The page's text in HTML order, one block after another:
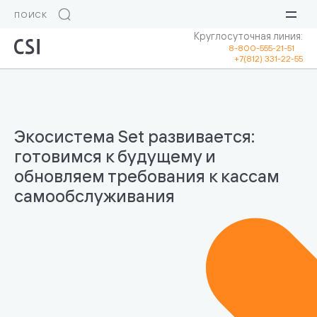
Круглосуточная линия:
8-800-555-21-51
+7(812) 331-22-55
Экосистема Set развивается:
готовимся к будущему и
обновляем требования к кассам
самообслуживания